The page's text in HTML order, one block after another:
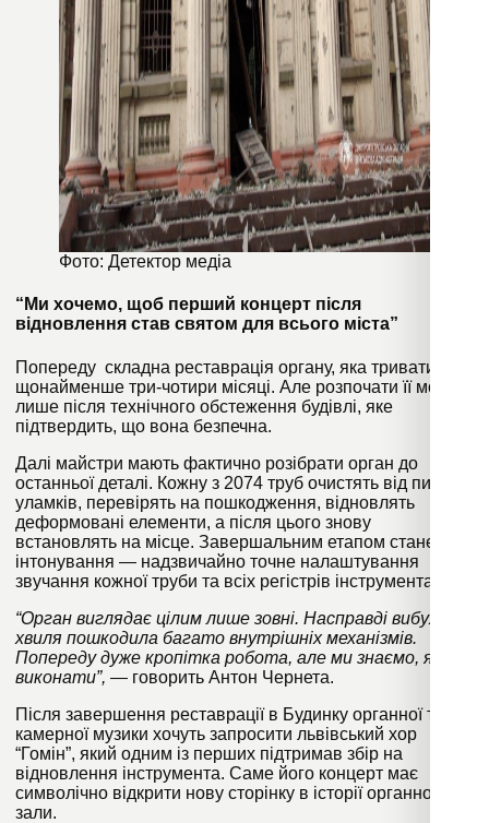
Фото: Детектор медіа
“Ми хочемо, щоб перший концерт після
відновлення став святом для всього міста”
Попереду складна реставрація органу, яка триватиме
щонайменше три-чотири місяці. Але розпочати її можна
лише після технічного обстеження будівлі, яке
підтвердить, що вона безпечна.
Далі майстри мають фактично розібрати орган до
останньої деталі. Кожну з 2074 труб очистять від пилу й
уламків, перевірять на пошкодження, відновлять
деформовані елементи, а після цього знову
встановлять на місце. Завершальним етапом стане
інтонування — надзвичайно точне налаштування
звучання кожної труби та всіх регістрів інструмента.
“Орган виглядає цілим лише зовні. Насправді вибухова
хвиля пошкодила багато внутрішніх механізмів.
Попереду дуже кропітка робота, але ми знаємо, як її
виконати”, — говорить Антон Чернета.
Після завершення реставрації в Будинку органної та
камерної музики хочуть запросити львівський хор
“Гомін”, який одним із перших підтримав збір на
відновлення інструмента. Саме його концерт має
символічно відкрити нову сторінку в історії органної
зали.